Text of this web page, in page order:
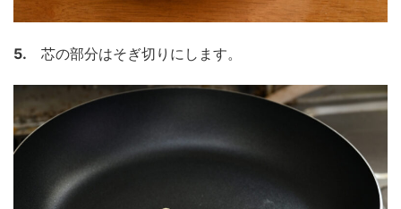
5. 芯の部分はそぎ切りにします。